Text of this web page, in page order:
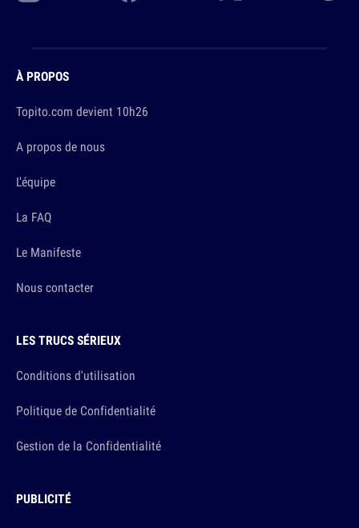
À PROPOS
Topito.com devient 10h26
A propos de nous
L'équipe
La FAQ
Le Manifeste
Nous contacter
LES TRUCS SÉRIEUX
Conditions d'utilisation
Politique de Confidentialité
Gestion de la Confidentialité
PUBLICITÉ